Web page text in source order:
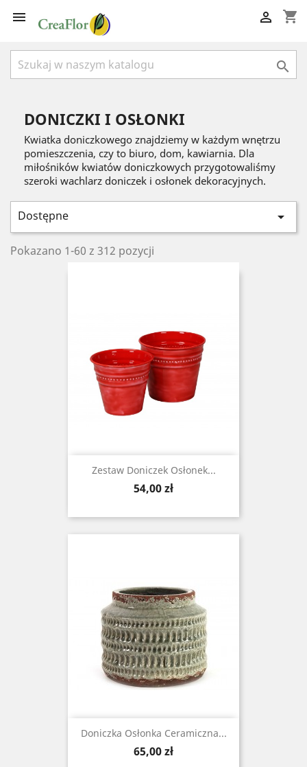
 shopping_cart


DONICZKI I OSŁONKI
Kwiatka doniczkowego znajdziemy w każdym wnętrzu
pomieszczenia, czy to biuro, dom, kawiarnia. Dla
miłośników kwiatów doniczkowych przygotowaliśmy
szeroki wachlarz doniczek i osłonek dekoracyjnych.
Dostępne 
Pokazano 1-60 z 312 pozycji
Zestaw Doniczek Osłonek...
Cena
54,00 zł
Doniczka Osłonka Ceramiczna...
Cena
65,00 zł